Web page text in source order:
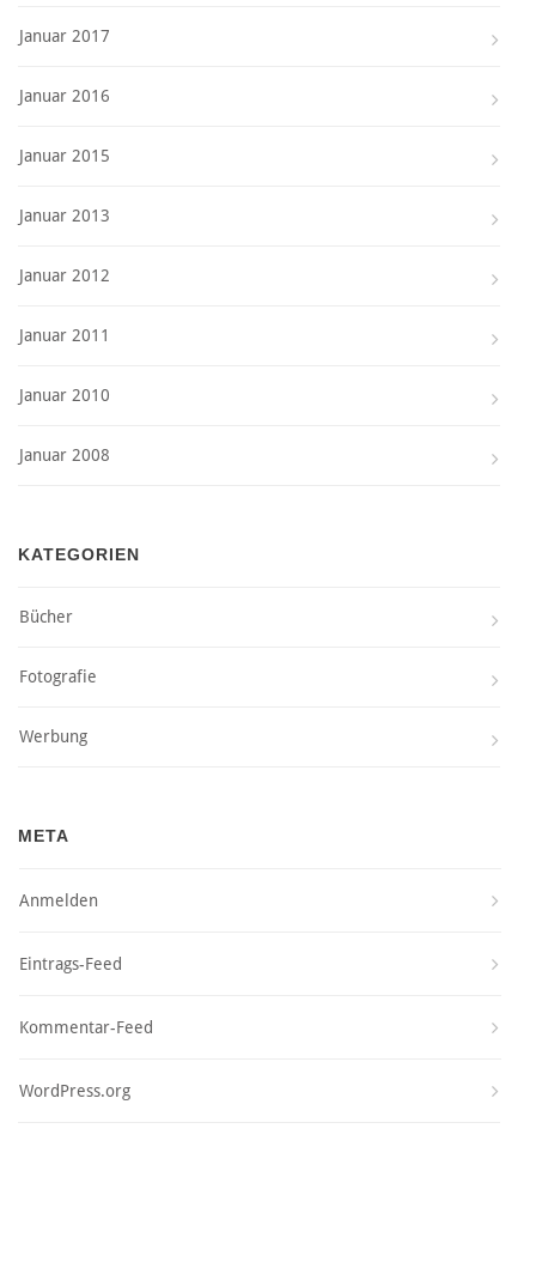
Januar 2017
Januar 2016
Januar 2015
Januar 2013
Januar 2012
Januar 2011
Januar 2010
Januar 2008
KATEGORIEN
Bücher
Fotografie
Werbung
META
Anmelden
Eintrags-Feed
Kommentar-Feed
WordPress.org